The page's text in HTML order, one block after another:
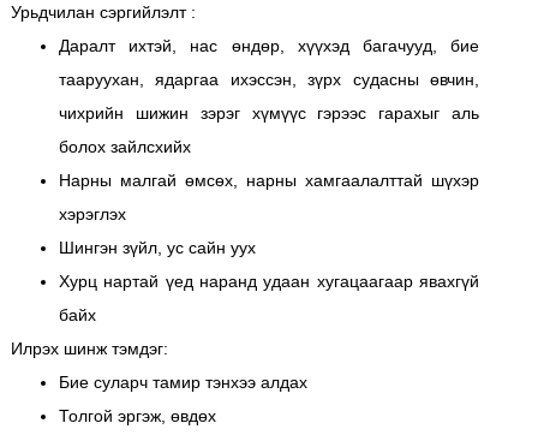
Урьдчилан сэргийлэлт :
Даралт ихтэй, нас өндөр, хүүхэд багачууд, бие
тааруухан, ядаргаа ихэссэн, зүрх судасны өвчин,
чихрийн шижин зэрэг хүмүүс гэрээс гарахыг аль
болох зайлсхийх
Нарны малгай өмсөх, нарны хамгаалалттай шүхэр
хэрэглэх
Шингэн зүйл, ус сайн уух
Хурц нартай үед наранд удаан хугацаагаар явахгүй
байх
Илрэх шинж тэмдэг:
Бие суларч тамир тэнхээ алдах
Толгой эргэж, өвдөх